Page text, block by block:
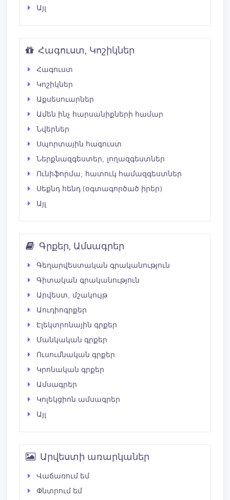
Այլ
Հագուստ, Կոշիկներ
Հագուստ
Կոշիկներ
Աքսեսուարներ
Ամեն ինչ հարսանիքների համար
Նվերներ
Սպորտային հագուստ
Ներքնազգեստեր, լողազգեստներ
Ունիֆորմա, հատուկ համազգեստներ
Սեքնդ հենդ (օգտագործած իրեր)
Այլ
Գրքեր, Ամսագրեր
Գեղարվեստական գրականություն
Գիտական գրականություն
Արվեստ, մշակույթ
Աուդիոգրքեր
Էլեկտրոնային գրքեր
Մանկական գրքեր
Ուսումնական գրքեր
Կրոնական գրքեր
Ամսագրեր
Կոլեկցիոն ամսագրեր
Այլ
Արվեստի առարկաներ
Վաճառում եմ
Փնտրում եմ